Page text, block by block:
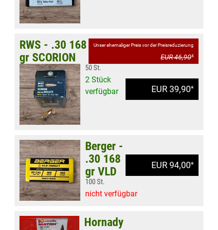
Unser ehemaliger Preis vor der Preisreduzierung
EUR 46,90*
EUR 39,90*
RWS - .30 168
gr SCORION
50 St.
2 Stück
verfügbar
EUR 94,00*
Berger -
.30 168
gr VLD
100 St.
nicht verfügbar
Hornady